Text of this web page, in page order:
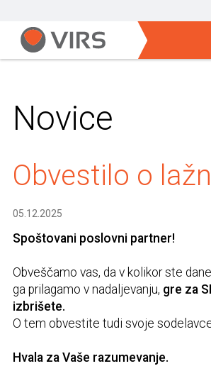
Novice
Obvestilo o
05.12.2025
Spoštovani poslovni partner!
Obveščamo vas, da v kolikor ste
ga prilagamo v nadaljevanju, gre za
izbrišete.
O tem obvestite tudi svoje
Hvala za Vaše razumevanje.